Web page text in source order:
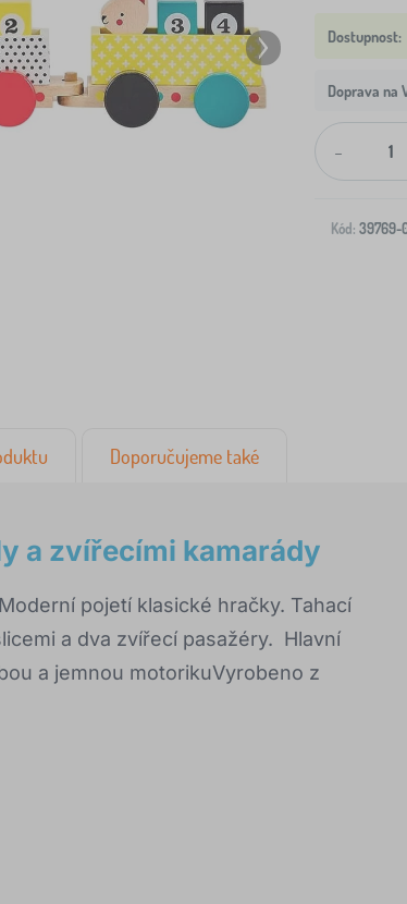
Doprava na
-
Kód: 39769-
Doporučujeme také
a zvířecími kamarády
pojetí klasické hračky. Tahací
a dva zvířecí pasažéry. Hlavní
a jemnou motorikuVyrobeno z